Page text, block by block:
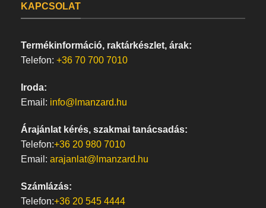
KAPCSOLAT
Termékinformáció, raktárkészlet, árak:
Telefon: +36 70 700 7010
Iroda:
Email: info@lmanzard.hu
Árajánlat kérés, szakmai tanácsadás:
Telefon:+36 20 980 7010
Email: arajanlat@lmanzard.hu
Számlázás:
Telefon:+36 20 545 4444